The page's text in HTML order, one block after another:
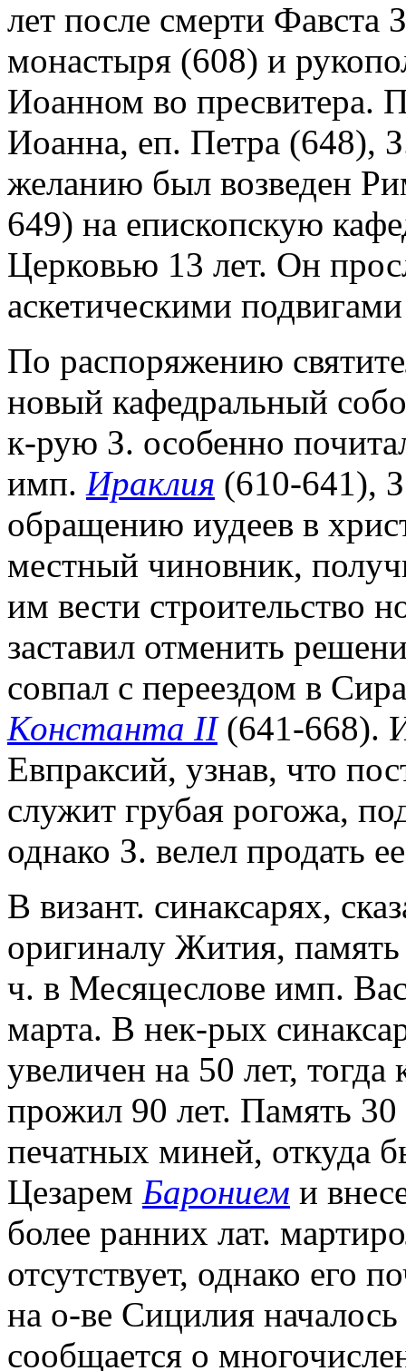
лет после смерти Фавста
монастыря (608) и
Иоанном во пресвитера.
Иоанна, еп. Петра (648),
желанию был возведен
649) на епископскую
Церковью 13 лет. Он
аскетическими
По распоряжению
новый кафедральный
к-рую З. особенно
имп. Ираклия (610-641),
обращению иудеев в
местный чиновник,
им вести строительство
заставил отменить
совпал с переездом в
Константа II(641-668).
Евпраксий, узнав, что
служит грубая рогожа,
однако З. велел продать
В визант. синаксарях,
оригиналу Жития, память
ч. в Месяцеслове имп.
марта. В нек-рых
увеличен на 50 лет,
прожил 90 лет. Память 30
печатных миней, откуда
Цезарем Баронием и
более ранних лат.
отсутствует, однако его
на о-ве Сицилия
сообщается о